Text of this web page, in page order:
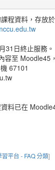
程資料，存放於
31日終止服務。
容至 Moodle45
67101
料已在
平台 - FAQ 分類]